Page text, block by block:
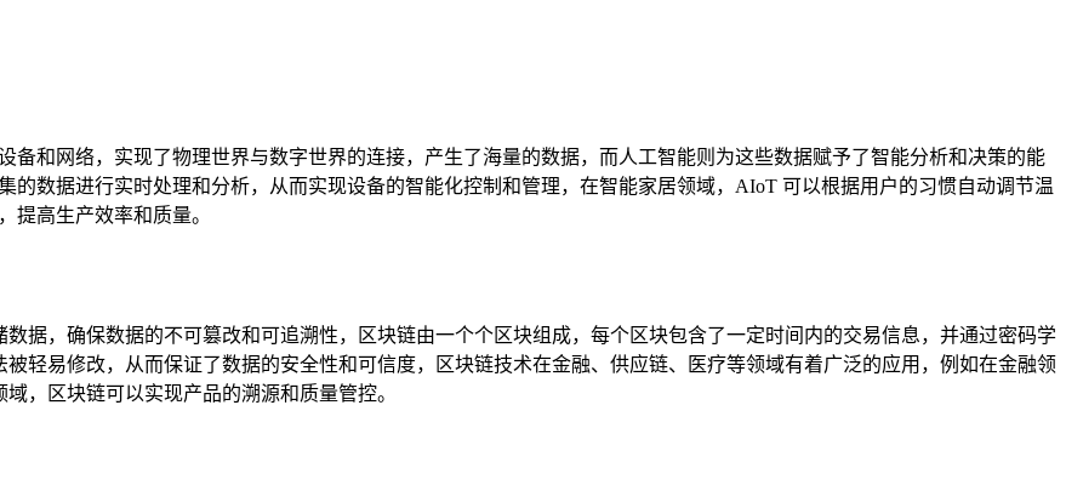
备和网络，实现了物理世界与数字世界的连接，产生了海量的数据，而人工智能则为这些数据赋予了智能分析和决策的能
数据进行实时处理和分析，从而实现设备的智能化控制和管理，在智能家居领域，AIoT 可以根据用户的习惯自动调节温
提高生产效率和质量。
据，确保数据的不可篡改和可追溯性，区块链由一个个区块组成，每个区块包含了一定时间内的交易信息，并通过密码学
轻易修改，从而保证了数据的安全性和可信度，区块链技术在金融、供应链、医疗等领域有着广泛的应用，例如在金融领
，区块链可以实现产品的溯源和质量管控。